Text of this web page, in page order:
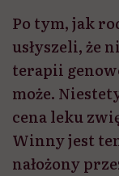
Po tym, jak
usłyszeli, że
terapii
może.
cena leku
Winny jest
nałożony